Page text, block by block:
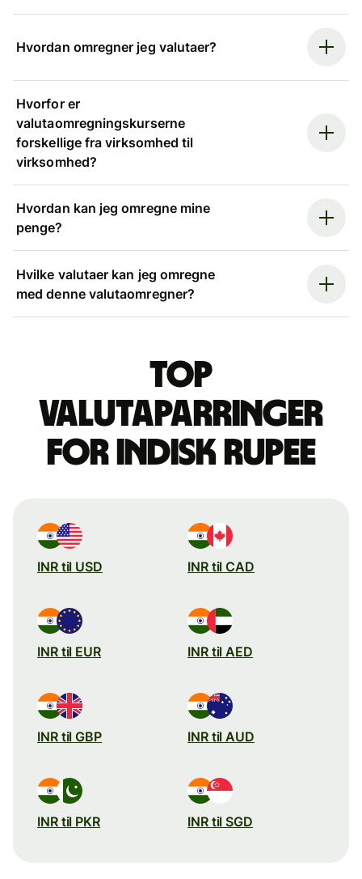
Hvordan omregner jeg valutaer?
Hvorfor er
valutaomregningskurserne
forskellige fra virksomhed til
virksomhed?
Hvordan kan jeg omregne mine
penge?
Hvilke valutaer kan jeg omregne
med denne valutaomregner?
Top
valutaparringer
for indisk rupee
INR til USD INR til CAD
INR til EUR INR til AED
INR til GBP INR til AUD
INR til PKR INR til SGD